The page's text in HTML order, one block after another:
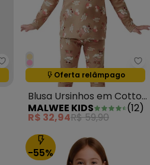
Malwee Kids - Blusa Animal
Oferta relâmpago
Termina em:01:23:59
Blusa Ursinhos em Cotton
Areia
MALWEE KIDS (12)
R$ 32,94R$ 59,90
-55%